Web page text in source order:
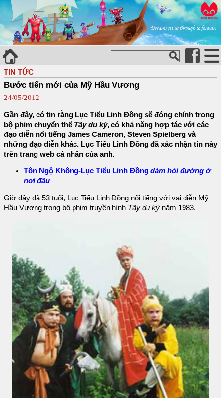
TIN TỨC
Bước tiến mới của Mỹ Hầu Vương
24/05/2012
Gần đây, có tin rằng Lục Tiểu Linh Đồng sẽ đóng chính trong
bộ phim chuyển thể Tây du ký, có khả năng hợp tác với các
đạo diễn nổi tiếng James Cameron, Steven Spielberg và
những đạo diễn khác. Lục Tiểu Linh Đồng đã xác nhận tin này
trên trang web cá nhân của anh.
Tôn Ngộ Không-Lục Tiểu Linh Đồng dám hỏi đường ở
nơi đâu
Giờ đây đã 53 tuổi, Lục Tiểu Linh Đồng nổi tiếng với vai diễn Mỹ
Hầu Vương trong bộ phim truyền hình Tây du ký năm 1983.